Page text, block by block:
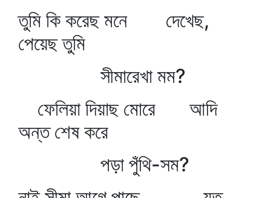
তুমি কি করেছ মনে দেখেছ,
পেয়েছ তুমি
সীমারেখা মম?
ফেলিয়া দিয়াছ মোরে আদি
অন্ত শেষ করে
পড়া পুঁথি-সম?